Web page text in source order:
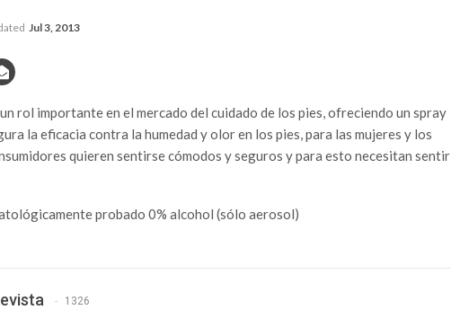
Jul 3, 2013
rol importante en el mercado del cuidado de los pies, ofreciendo un spray
la eficacia contra la humedad y olor en los pies, para las mujeres y los
quieren sentirse cómodos y seguros y para esto necesitan sentir
probado 0% alcohol (sólo aerosol)
1326